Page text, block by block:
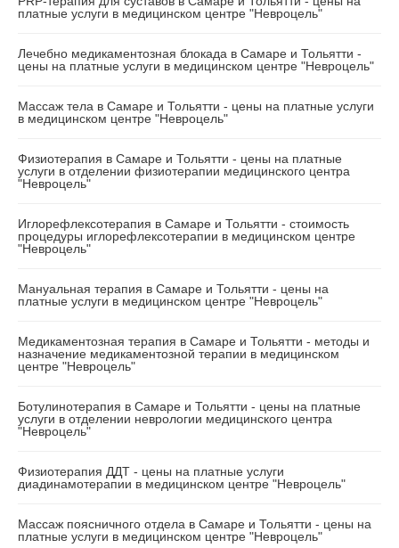
платные услуги в медицинском центре "Невроцель"
Лечебно медикаментозная блокада в Самаре и Тольятти -
цены на платные услуги в медицинском центре "Невроцель"
Массаж тела в Самаре и Тольятти - цены на платные услуги
в медицинском центре "Невроцель"
Физиотерапия в Самаре и Тольятти - цены на платные
услуги в отделении физиотерапии медицинского центра
"Невроцель"
Иглорефлексотерапия в Самаре и Тольятти - стоимость
процедуры иглорефлексотерапии в медицинском центре
"Невроцель"
Мануальная терапия в Самаре и Тольятти - цены на
платные услуги в медицинском центре "Невроцель"
Медикаментозная терапия в Самаре и Тольятти - методы и
назначение медикаментозной терапии в медицинском
центре "Невроцель"
Ботулинотерапия в Самаре и Тольятти - цены на платные
услуги в отделении неврологии медицинского центра
"Невроцель"
Физиотерапия ДДТ - цены на платные услуги
диадинамотерапии в медицинском центре "Невроцель"
Массаж поясничного отдела в Самаре и Тольятти - цены на
платные услуги в медицинском центре "Невроцель"